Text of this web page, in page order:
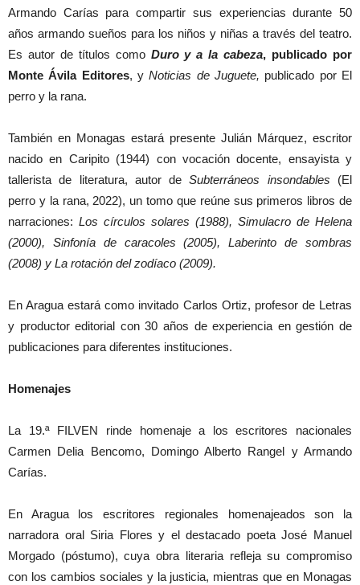
Armando Carías para compartir sus experiencias durante 50
años armando sueños para los niños y niñas a través del teatro.
Es autor de títulos como Duro y a la cabeza, publicado por
Monte Ávila Editores, yNoticias de Juguete, publicado por El
perro y la rana.
También en Monagas estará presente Julián Márquez, escritor
nacido en Caripito (1944) con vocación docente, ensayista y
tallerista de literatura, autor deSubterráneos insondables (El
perro y la rana, 2022), un tomo que reúne sus primeros libros de
narraciones: Los círculos solares (1988), Simulacro de Helena
(2000), Sinfonía de caracoles (2005), Laberinto de sombras
(2008) y La rotación del zodíaco (2009).
En Aragua estará como invitado Carlos Ortiz, profesor de Letras
y productor editorial con 30 años de experiencia en gestión de
publicaciones para diferentes instituciones.
Homenajes
La 19.ª FILVEN rinde homenaje a los escritores nacionales
Carmen Delia Bencomo, Domingo Alberto Rangel y Armando
Carías.
En Aragua los escritores regionales homenajeados son la
narradora oral Siria Flores y el destacado poeta José Manuel
Morgado (póstumo), cuya obra literaria refleja su compromiso
con los cambios sociales y la justicia, mientras que en Monagas